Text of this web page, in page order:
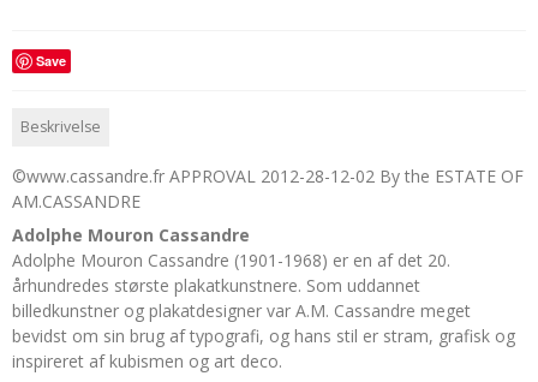
Save
Beskrivelse
©www.cassandre.fr APPROVAL 2012-28-12-02 By the ESTATE OF
AM.CASSANDRE
Adolphe Mouron Cassandre
Adolphe Mouron Cassandre (1901-1968) er en af det 20.
århundredes største plakatkunstnere. Som uddannet
billedkunstner og plakatdesigner var A.M. Cassandre meget
bevidst om sin brug af typografi, og hans stil er stram, grafisk og
inspireret af kubismen og art deco.